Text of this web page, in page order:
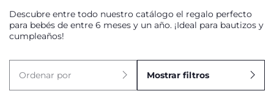
Descubre entre todo nuestro catálogo el regalo perfecto
para bebés de entre 6 meses y un año. ¡Ideal para bautizos y
cumpleaños!
Ordenar por Mostrar filtros